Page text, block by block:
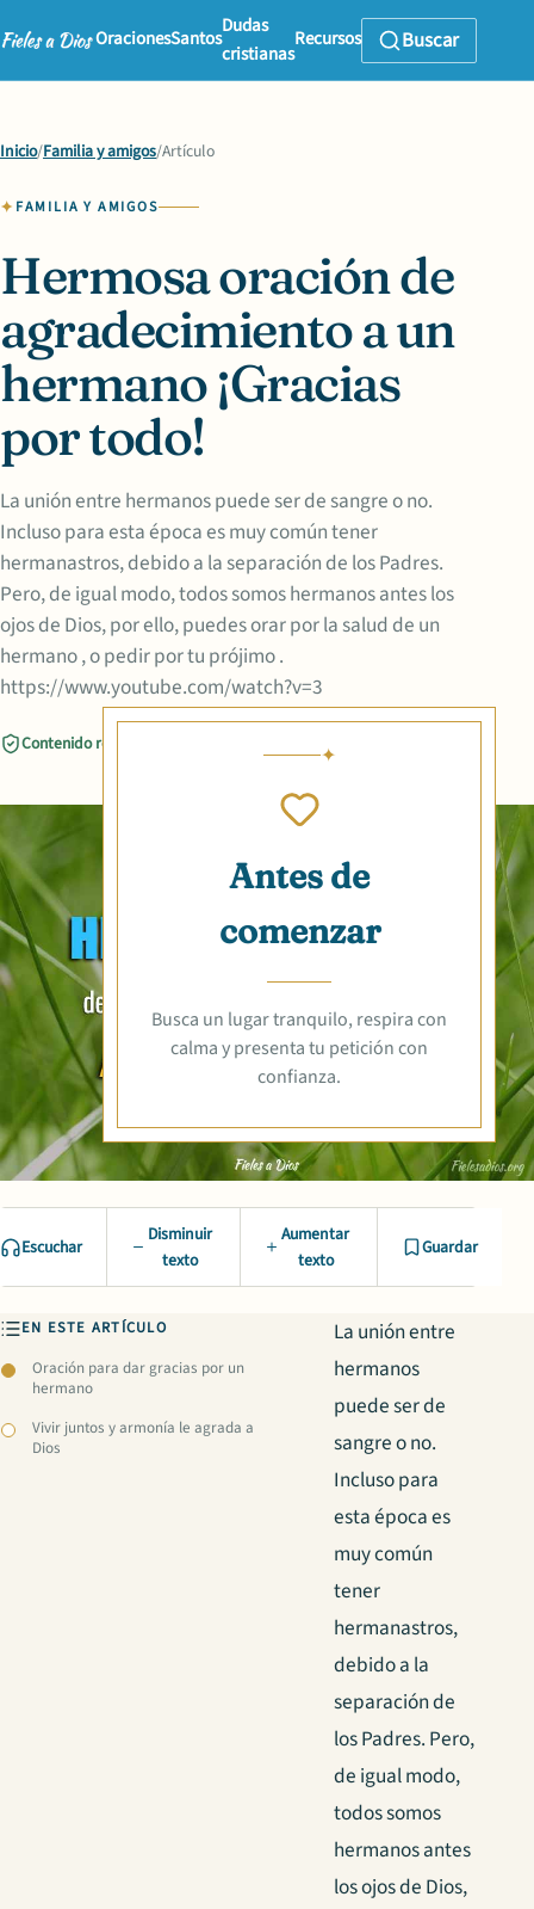
OracionesSantos
Dudas
cristianas
Recursos Buscar
Inicio/Familia y amigos/Artículo
FAMILIA Y AMIGOS
Hermosa oración de
agradecimiento a un
hermano ¡Gracias
por todo!
La unión entre hermanos puede ser de sangre o no.
Incluso para esta época es muy común tener
hermanastros, debido a la separación de los Padres.
Pero, de igual modo, todos somos hermanos antes los
ojos de Dios, por ello, puedes orar por la salud de un
hermano , o pedir por tu prójimo .
https://www.youtube.com/watch?v=3
Contenido revisado
Antes de
comenzar
Busca un lugar tranquilo, respira con
calma y presenta tu petición con
confianza.
Escuchar
Disminuir
texto
Aumentar
texto
Guardar
EN ESTE ARTÍCULO
Oración para dar gracias por un
hermano
Vivir juntos y armonía le agrada a
Dios
La unión entre
hermanos
puede ser de
sangre o no.
Incluso para
esta época es
muy común
tener
hermanastros,
debido a la
separación de
los Padres. Pero,
de igual modo,
todos somos
hermanos antes
los ojos de Dios,